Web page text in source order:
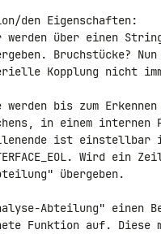
den Eigenschaften:
werden über einen
Bruchstücke?
Kopplung nicht
werden bis zum
in einem internen
ist einstellbar
Wird
übergeben.
Abteilung" einen
Funktion auf. Diese